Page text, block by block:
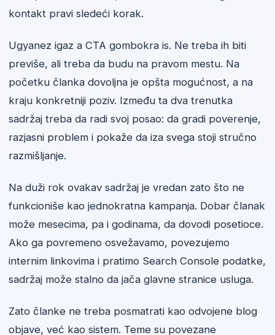
kontakt pravi sledeći korak.
Ugyanez igaz a CTA gombokra is. Ne treba ih biti
previše, ali treba da budu na pravom mestu. Na
početku članka dovoljna je opšta mogućnost, a na
kraju konkretniji poziv. Između ta dva trenutka
sadržaj treba da radi svoj posao: da gradi poverenje,
razjasni problem i pokaže da iza svega stoji stručno
razmišljanje.
Na duži rok ovakav sadržaj je vredan zato što ne
funkcioniše kao jednokratna kampanja. Dobar članak
može mesecima, pa i godinama, da dovodi posetioce.
Ako ga povremeno osvežavamo, povezujemo
internim linkovima i pratimo Search Console podatke,
sadržaj može stalno da jača glavne stranice usluga.
Zato članke ne treba posmatrati kao odvojene blog
objave, već kao sistem. Teme su povezane